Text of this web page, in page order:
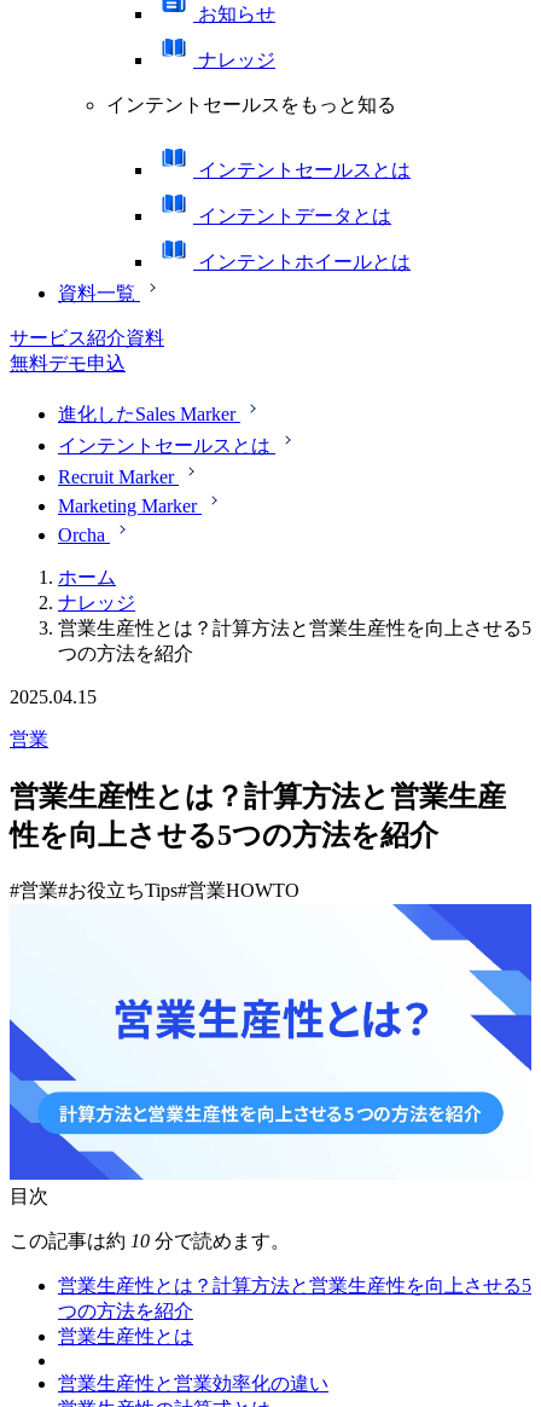
お知らせ
ナレッジ
インテントセールスをもっと知る
インテントセールスとは
インテントデータとは
インテントホイールとは
資料一覧
サービス紹介資料
無料デモ申込
進化したSales Marker
インテントセールスとは
Recruit Marker
Marketing Marker
Orcha
ホーム
ナレッジ
営業生産性とは？計算方法と営業生産性を向上させる5
つの方法を紹介
2025.04.15
営業
営業生産性とは？計算方法と営業生産
性を向上させる5つの方法を紹介
#営業#お役立ちTips#営業HOWTO
目次
この記事は約 10 分で読めます。
営業生産性とは？計算方法と営業生産性を向上させる5
つの方法を紹介
営業生産性とは
営業生産性と営業効率化の違い